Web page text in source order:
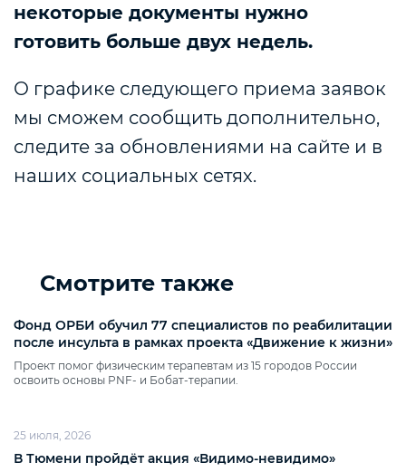
некоторые документы нужно
готовить больше двух недель.
О графике следующего приема заявок
мы сможем сообщить дополнительно,
следите за обновлениями на сайте и в
наших социальных сетях.
Смотрите также
Фонд ОРБИ обучил 77 специалистов по реабилитации
после инсульта в рамках проекта «Движение к жизни»
Проект помог физическим терапевтам из 15 городов России
освоить основы PNF‑ и Бобат‑терапии.
25 июля, 2026
В Тюмени пройдёт акция «Видимо‑невидимо»